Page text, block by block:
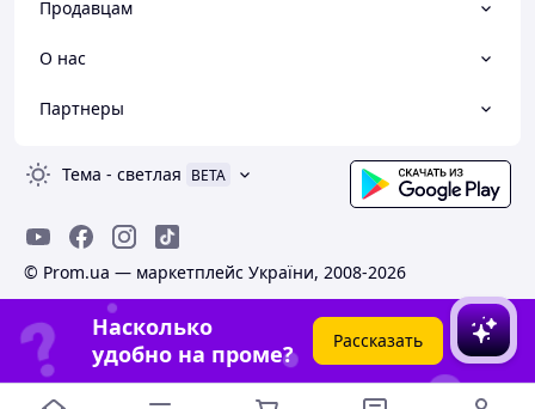
Продавцам
О нас
Партнеры
Тема - светлая BETA
© Prom.ua — маркетплейс України, 2008-2026
Насколько
удобно на проме?
Рассказать